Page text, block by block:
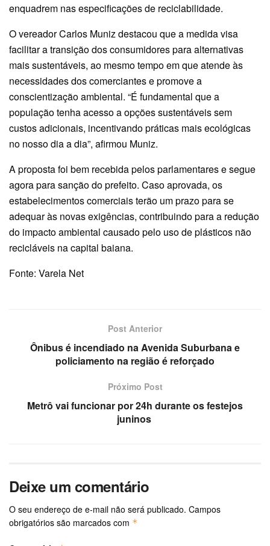
enquadrem nas especificações de reciclabilidade.
O vereador Carlos Muniz destacou que a medida visa
facilitar a transição dos consumidores para alternativas
mais sustentáveis, ao mesmo tempo em que atende às
necessidades dos comerciantes e promove a
conscientização ambiental. “É fundamental que a
população tenha acesso a opções sustentáveis sem
custos adicionais, incentivando práticas mais ecológicas
no nosso dia a dia”, afirmou Muniz.
A proposta foi bem recebida pelos parlamentares e segue
agora para sanção do prefeito. Caso aprovada, os
estabelecimentos comerciais terão um prazo para se
adequar às novas exigências, contribuindo para a redução
do impacto ambiental causado pelo uso de plásticos não
recicláveis na capital baiana.
Fonte: Varela Net
Post Anterior
Ônibus é incendiado na Avenida Suburbana e
policiamento na região é reforçado
Próximo Post
Metrô vai funcionar por 24h durante os festejos
juninos
Deixe um comentário
O seu endereço de e-mail não será publicado. Campos
obrigatórios são marcados com *